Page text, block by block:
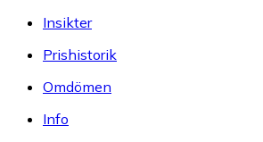
Insikter
Prishistorik
Omdömen
Info